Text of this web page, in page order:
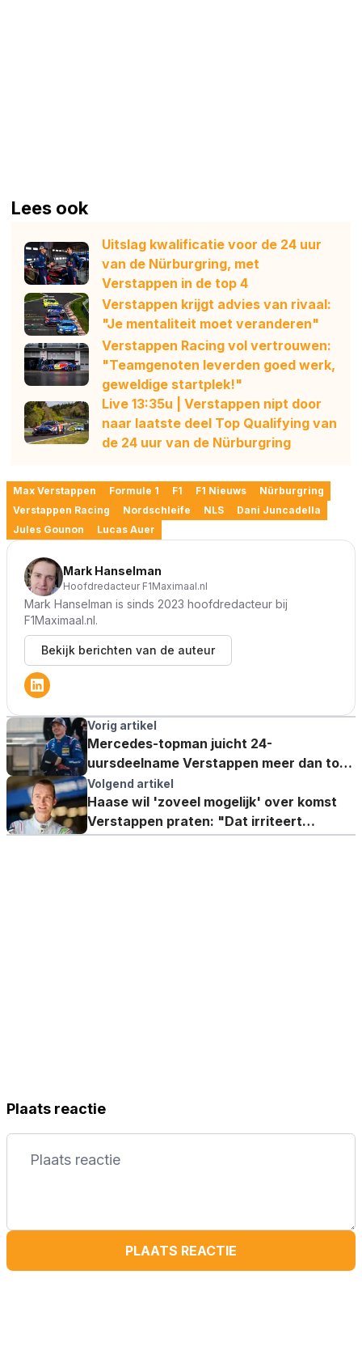
Lees ook
Uitslag kwalificatie voor de 24 uur
van de Nürburgring, met
Verstappen in de top 4
Verstappen krijgt advies van rivaal:
"Je mentaliteit moet veranderen"
Verstappen Racing vol vertrouwen:
"Teamgenoten leverden goed werk,
geweldige startplek!"
Live 13:35u | Verstappen nipt door
naar laatste deel Top Qualifying van
de 24 uur van de Nürburgring
Max Verstappen Formule 1 F1 F1 Nieuws
Nürburgring
Verstappen Racing
Nordschleife NLS
Dani Juncadella
Jules Gounon
Lucas Auer
Mark Hanselman
Hoofdredacteur F1Maximaal.nl
Mark Hanselman is sinds 2023 hoofdredacteur bij
F1Maximaal.nl.
Bekijk berichten van de auteur
Vorig artikel
Mercedes-topman juicht 24-
uursdeelname Verstappen meer dan toe:
"Alleen daarom mogen we al blij zijn"
Volgend artikel
Haase wil 'zoveel mogelijk' over komst
Verstappen praten: "Dat irriteert
helemaal niet"
Plaats reactie
PLAATS REACTIE